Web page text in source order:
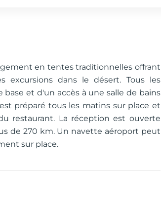
en tentes traditionnelles offrant
dans le désert. Tous les
et d'un accès à une salle de bains
préparé tous les matins sur place et
restaurant. La réception est ouverte
de 270 km. Un navette aéroport peut
sur place.